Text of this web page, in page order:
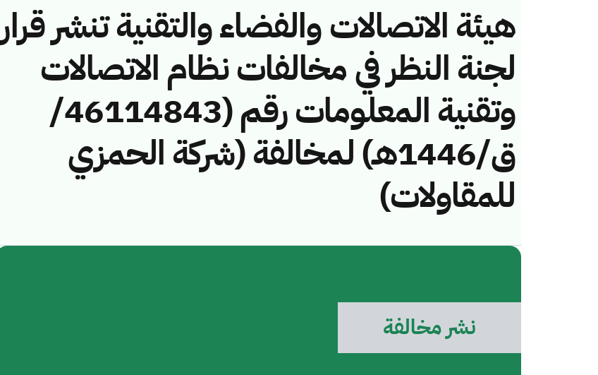
هيئة الاتصالات والفضاء والتقنية تنشر قرار
لجنة النظر في مخالفات نظام الاتصالات
وتقنية المعلومات رقم (46114843/
ق/1446هـ) لمخالفة (شركة الحمزي
للمقاولات)
نشر مخالفة